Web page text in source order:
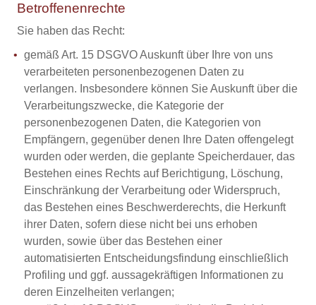
Betroffenenrechte
Sie haben das Recht:
gemäß Art. 15 DSGVO Auskunft über Ihre von uns
verarbeiteten personenbezogenen Daten zu
verlangen. Insbesondere können Sie Auskunft über die
Verarbeitungszwecke, die Kategorie der
personenbezogenen Daten, die Kategorien von
Empfängern, gegenüber denen Ihre Daten offengelegt
wurden oder werden, die geplante Speicherdauer, das
Bestehen eines Rechts auf Berichtigung, Löschung,
Einschränkung der Verarbeitung oder Widerspruch,
das Bestehen eines Beschwerderechts, die Herkunft
ihrer Daten, sofern diese nicht bei uns erhoben
wurden, sowie über das Bestehen einer
automatisierten Entscheidungsfindung einschließlich
Profiling und ggf. aussagekräftigen Informationen zu
deren Einzelheiten verlangen;